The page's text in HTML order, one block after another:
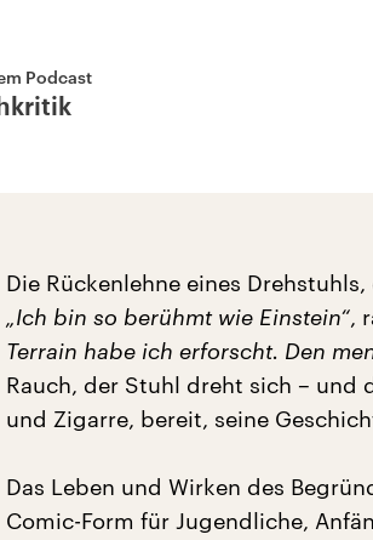
Podcast
Die Rückenlehne eines
„Ich bin so berühmt wie Einstein“,
Terrain habe ich erforscht. Den
Rauch, der Stuhl dreht sich – und
und Zigarre, bereit, seine
Das Leben und Wirken des
Comic-Form für Jugendliche,